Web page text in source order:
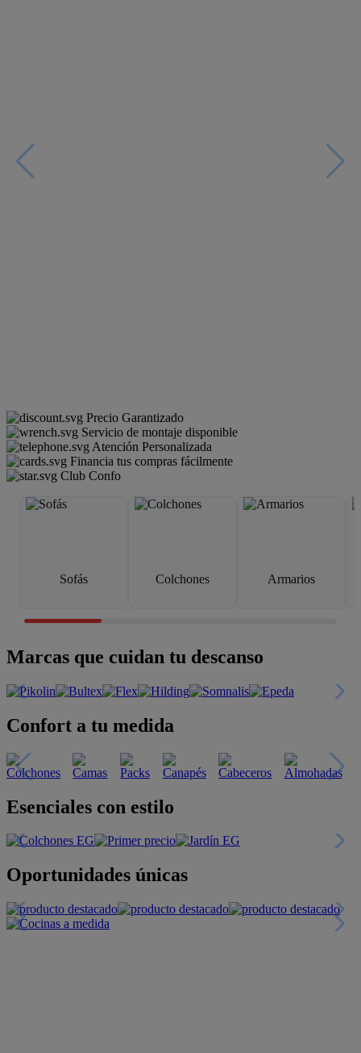
Precio Garantizado
Servicio de montaje disponible
Atención Personalizada
Financia tus compras fácilmente
Club Confo
Sofás Colchones Armarios
Marcas que cuidan tu descanso
Confort a tu medida
Esenciales con estilo
Oportunidades únicas